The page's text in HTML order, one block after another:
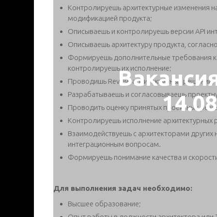
Контролируешь архитектурные изменения
модификацией продукта;
Описываешь и контролируешь версии API
Описываешь архитектуру продукта,
Формируешь дополнительные требования к
контролируешь их исполнение;
Проводишь Review архитектурных решений;
Разрабатываешь и согласовываешь
Проводить оценку принятых проектных
Контролируешь исполнение архитектурных
Взаимодействуешь с архитекторами
интеграционным вопросам.
Формируешь понимание качества и
Для выполнения задач необходимо:
Высшее образование;